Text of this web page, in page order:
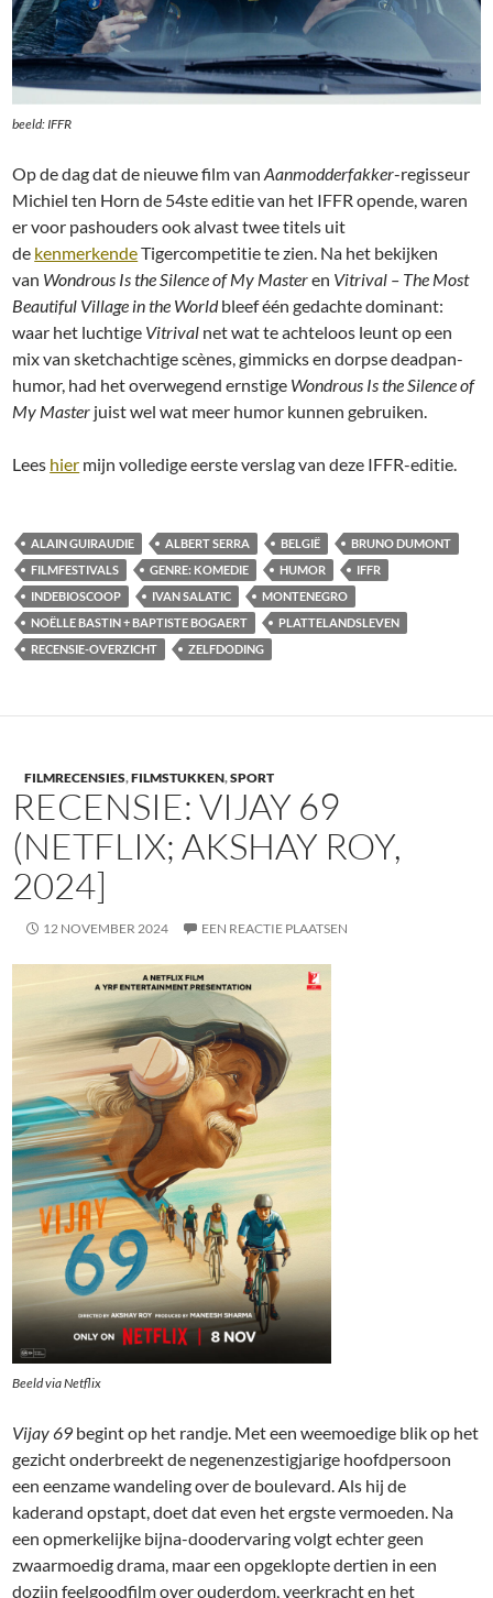
beeld: IFFR
Op de dag dat de nieuwe film vanAanmodderfakker-regisseur
Michiel ten Horn de 54ste editie van het IFFR opende, waren
er voor pashouders ook alvast twee titels uit
de kenmerkendeTigercompetitie te zien. Na het bekijken
van Wondrous Is the Silence of My Masteren Vitrival – The Most
Beautiful Village in the Worldbleef één gedachte dominant:
waar het luchtige Vitrival net wat te achteloos leunt op een
mix van sketchachtige scènes, gimmicks en dorpse deadpan-
humor, had het overwegend ernstige Wondrous Is the Silence of
My Master juist wel wat meer humor kunnen gebruiken.
Lees hier mijn volledige eerste verslag van deze IFFR-editie.
ALAIN GUIRAUDIE ALBERT SERRA BELGIË
BRUNO DUMONT
FILMFESTIVALS
GENRE: KOMEDIE HUMOR
IFFR
INDEBIOSCOOP
IVAN SALATIC
MONTENEGRO
NOËLLE BASTIN + BAPTISTE BOGAERT
PLATTELANDSLEVEN
RECENSIE-OVERZICHT
ZELFDODING
FILMRECENSIES,FILMSTUKKEN,SPORT
RECENSIE: VIJAY 69
(NETFLIX; AKSHAY ROY,
2024]
12 NOVEMBER 2024 EEN REACTIE PLAATSEN
Beeld via Netflix
Vijay 69 begint op het randje. Met een weemoedige blik op het
gezicht onderbreekt de negenenzestigjarige hoofdpersoon
een eenzame wandeling over de boulevard. Als hij de
kaderand opstapt, doet dat even het ergste vermoeden. Na
een opmerkelijke bijna-doodervaring volgt echter geen
zwaarmoedig drama, maar een opgeklopte dertien in een
dozijn feelgoodfilm over ouderdom, veerkracht en het